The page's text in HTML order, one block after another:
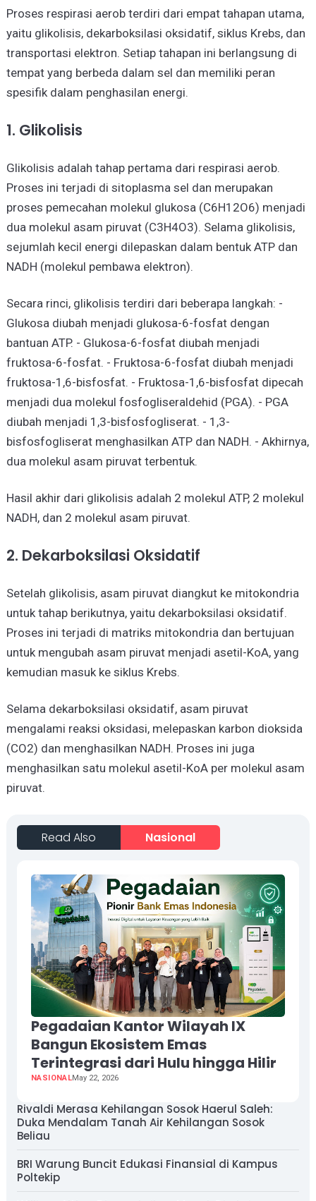
Proses respirasi aerob terdiri dari empat tahapan utama,
yaitu glikolisis, dekarboksilasi oksidatif, siklus Krebs, dan
transportasi elektron. Setiap tahapan ini berlangsung di
tempat yang berbeda dalam sel dan memiliki peran
spesifik dalam penghasilan energi.
1. Glikolisis
Glikolisis adalah tahap pertama dari respirasi aerob.
Proses ini terjadi di sitoplasma sel dan merupakan
proses pemecahan molekul glukosa (C6H12O6) menjadi
dua molekul asam piruvat (C3H4O3). Selama glikolisis,
sejumlah kecil energi dilepaskan dalam bentuk ATP dan
NADH (molekul pembawa elektron).
Secara rinci, glikolisis terdiri dari beberapa langkah: -
Glukosa diubah menjadi glukosa-6-fosfat dengan
bantuan ATP. - Glukosa-6-fosfat diubah menjadi
fruktosa-6-fosfat. - Fruktosa-6-fosfat diubah menjadi
fruktosa-1,6-bisfosfat. - Fruktosa-1,6-bisfosfat dipecah
menjadi dua molekul fosfogliseraldehid (PGA). - PGA
diubah menjadi 1,3-bisfosfogliserat. - 1,3-
bisfosfogliserat menghasilkan ATP dan NADH. - Akhirnya,
dua molekul asam piruvat terbentuk.
Hasil akhir dari glikolisis adalah 2 molekul ATP, 2 molekul
NADH, dan 2 molekul asam piruvat.
2. Dekarboksilasi Oksidatif
Setelah glikolisis, asam piruvat diangkut ke mitokondria
untuk tahap berikutnya, yaitu dekarboksilasi oksidatif.
Proses ini terjadi di matriks mitokondria dan bertujuan
untuk mengubah asam piruvat menjadi asetil-KoA, yang
kemudian masuk ke siklus Krebs.
Selama dekarboksilasi oksidatif, asam piruvat
mengalami reaksi oksidasi, melepaskan karbon dioksida
(CO2) dan menghasilkan NADH. Proses ini juga
menghasilkan satu molekul asetil-KoA per molekul asam
piruvat.
Read Also Nasional
Pegadaian Kantor Wilayah IX
Bangun Ekosistem Emas
Terintegrasi dari Hulu hingga Hilir
NASIONALMay 22, 2026
Rivaldi Merasa Kehilangan Sosok Haerul Saleh:
Duka Mendalam Tanah Air Kehilangan Sosok
Beliau
BRI Warung Buncit Edukasi Finansial di Kampus
Poltekip